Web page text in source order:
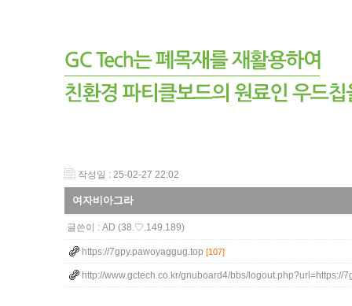
작성일 : 25-02-27 22:02
여자비아그라
글쓴이 : AD (38.♡.149.189)
https://7gpy.pawoyaggug.top [107]
http://www.gctech.co.kr/gnuboard4/bbs/logout.php?url=https://